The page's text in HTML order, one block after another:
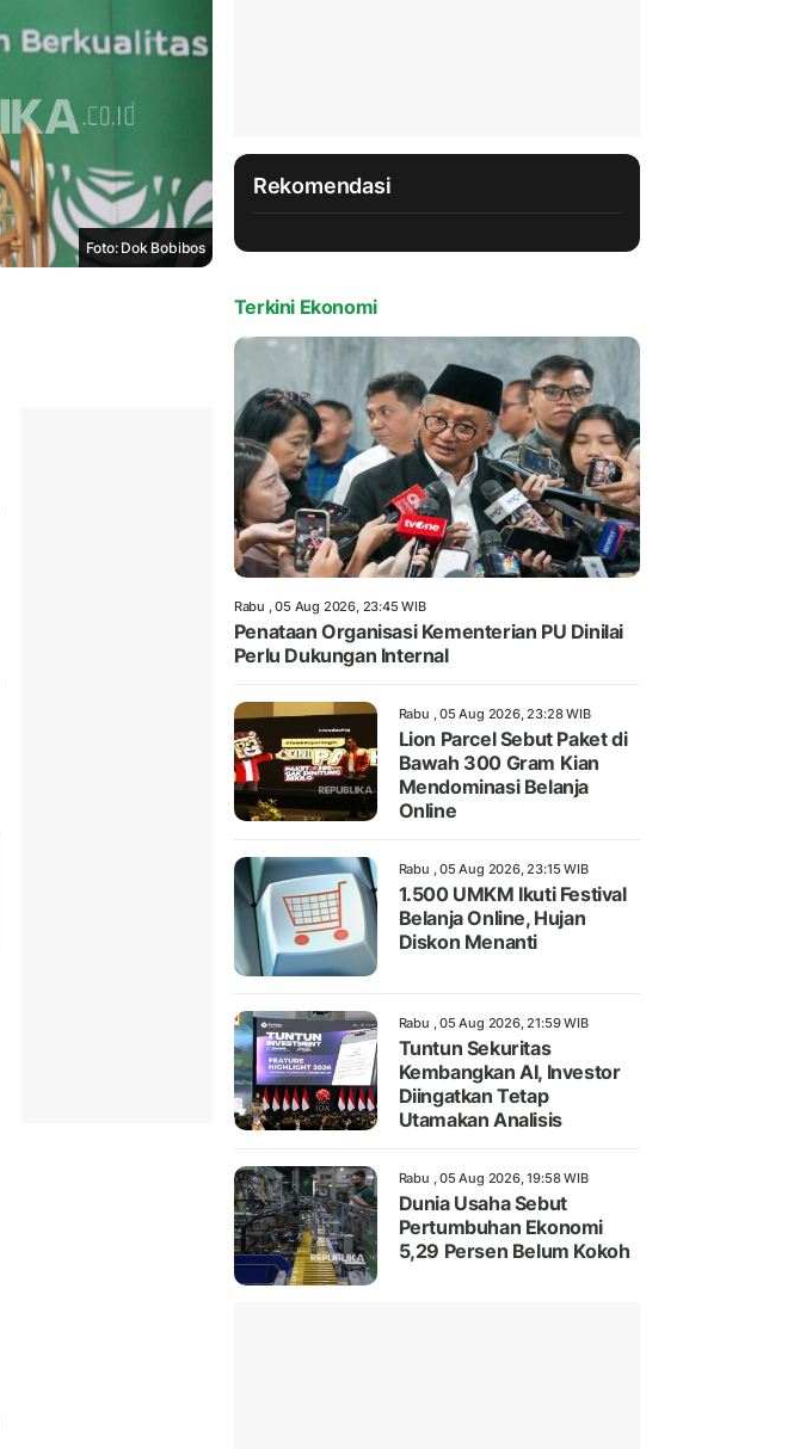
Foto: Dok Bobibos
Rekomendasi
Terkini Ekonomi
Rabu , 05 Aug 2026, 23:45 WIB
Penataan Organisasi Kementerian PU Dinilai
Perlu Dukungan Internal
Rabu , 05 Aug 2026, 23:28 WIB
Lion Parcel Sebut Paket di
Bawah 300 Gram Kian
Mendominasi Belanja
Online
Rabu , 05 Aug 2026, 23:15 WIB
1.500 UMKM Ikuti Festival
Belanja Online, Hujan
Diskon Menanti
Rabu , 05 Aug 2026, 21:59 WIB
Tuntun Sekuritas
Kembangkan AI, Investor
Diingatkan Tetap
Utamakan Analisis
Rabu , 05 Aug 2026, 19:58 WIB
Dunia Usaha Sebut
Pertumbuhan Ekonomi
5,29 Persen Belum Kokoh